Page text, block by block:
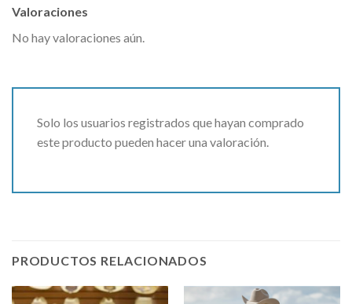
Valoraciones
No hay valoraciones aún.
Solo los usuarios registrados que hayan comprado
este producto pueden hacer una valoración.
PRODUCTOS RELACIONADOS